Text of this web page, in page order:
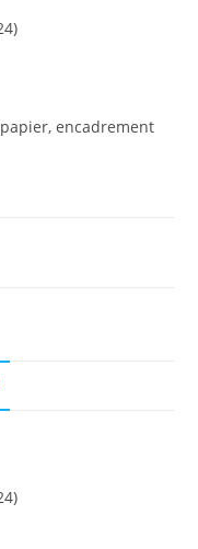
encadrement